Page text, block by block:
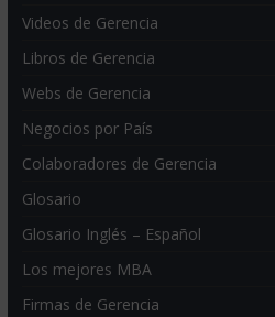
Videos de Gerencia
Libros de Gerencia
Webs de Gerencia
Negocios por País
Colaboradores de Gerencia
Glosario
Glosario Inglés – Español
Los mejores MBA
Firmas de Gerencia